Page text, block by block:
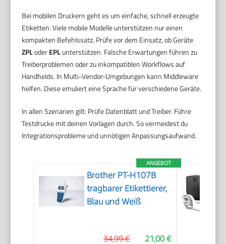
Bei mobilen Druckern geht es um einfache, schnell erzeugte
Etiketten. Viele mobile Modelle unterstützen nur einen
kompakten Befehlssatz. Prüfe vor dem Einsatz, ob Geräte
ZPLoderEPLunterstützen. Falsche Erwartungen führen zu
Treiberproblemen oder zu inkompatiblen Workflows auf
Handhelds. In Multi-Vendor-Umgebungen kann Middleware
helfen. Diese emuliert eine Sprache für verschiedene Geräte.
In allen Szenarien gilt: Prüfe Datenblatt und Treiber. Führe
Testdrucke mit deinen Vorlagen durch. So vermeidest du
Integrationsprobleme und unnötigen Anpassungsaufwand.
ANGEBOT
Brother PT-H107B
tragbarer Etikettierer,
Blau und Weiß
21,00 €
34,99 €